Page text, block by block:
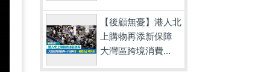
【後顧無憂】港人北
上購物再添新保障
大灣區跨境消費...